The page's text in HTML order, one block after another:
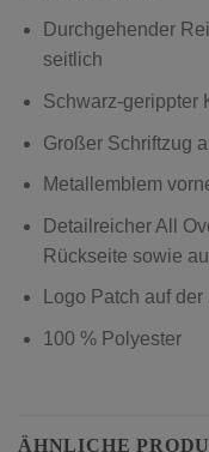
Durchgehender
seitlich
Schwarz-gerippter
Großer Schriftzug
Metallemblem
Detailreicher All
Rückseite sowie
Logo Patch auf
100 % Polyester
ÄHNLICHE